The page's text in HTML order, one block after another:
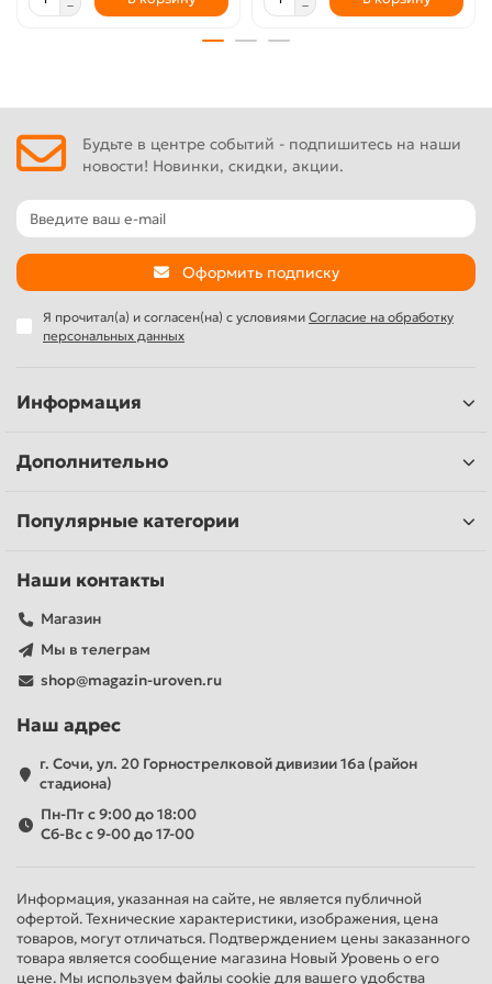
Будьте в центре событий - подпишитесь на наши
новости! Новинки, скидки, акции.
Оформить подписку
Я прочитал(а) и согласен(на) с условиями Согласие на обработку
персональных данных
Информация
Дополнительно
Популярные категории
Наши контакты
Магазин
Мы в телеграм
shop@magazin-uroven.ru
Наш адрес
г. Сочи, ул. 20 Горнострелковой дивизии 16а (район
стадиона)
Пн-Пт с 9:00 до 18:00
Сб-Вс с 9-00 до 17-00
Информация, указанная на сайте, не является публичной
офертой. Технические характеристики, изображения, цена
товаров, могут отличаться. Подтверждением цены заказанного
товара является сообщение магазина Новый Уровень о его
цене. Мы используем файлы cookie для вашего удобства